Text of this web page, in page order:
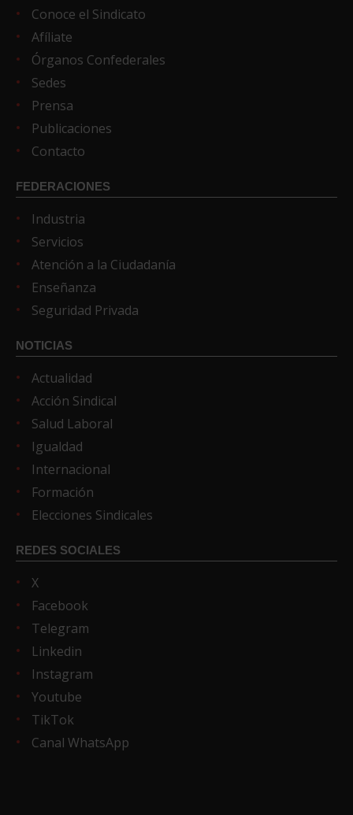
Conoce el Sindicato
Afíliate
Órganos Confederales
Sedes
Prensa
Publicaciones
Contacto
FEDERACIONES
Industria
Servicios
Atención a la Ciudadanía
Enseñanza
Seguridad Privada
NOTICIAS
Actualidad
Acción Sindical
Salud Laboral
Igualdad
Internacional
Formación
Elecciones Sindicales
REDES SOCIALES
X
Facebook
Telegram
Linkedin
Instagram
Youtube
TikTok
Canal WhatsApp